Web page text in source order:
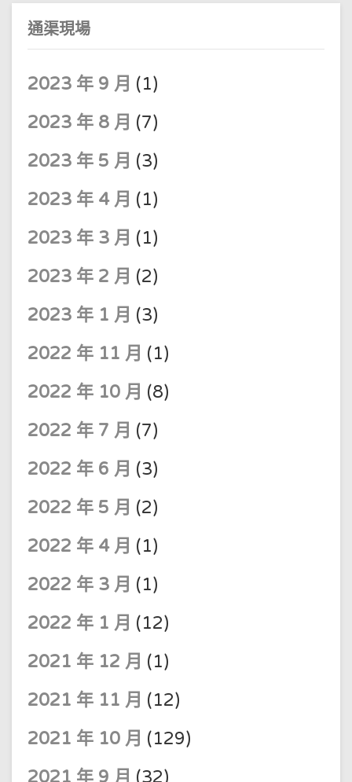
通渠現場
2023 年 9 月 (1)
2023 年 8 月 (7)
2023 年 5 月 (3)
2023 年 4 月 (1)
2023 年 3 月 (1)
2023 年 2 月 (2)
2023 年 1 月 (3)
2022 年 11 月 (1)
2022 年 10 月 (8)
2022 年 7 月 (7)
2022 年 6 月 (3)
2022 年 5 月 (2)
2022 年 4 月 (1)
2022 年 3 月 (1)
2022 年 1 月 (12)
2021 年 12 月 (1)
2021 年 11 月 (12)
2021 年 10 月 (129)
2021 年 9 月 (32)